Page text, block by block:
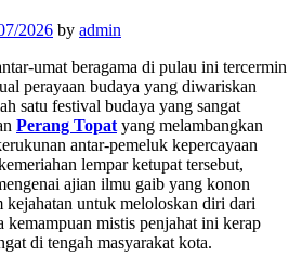
2026 by admin
umat beragama di pulau ini tercermin
perayaan budaya yang diwariskan
satu festival budaya yang sangat
Perang Topat yang melambangkan
antar-pemeluk kepercayaan
lempar ketupat tersebut,
ajian ilmu gaib yang konon
kejahatan untuk meloloskan diri dari
kemampuan mistis penjahat ini kerap
di tengah masyarakat kota.